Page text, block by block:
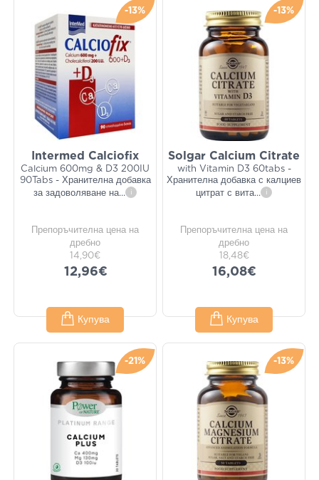
-13%
Intermed Calciofix
Calcium 600mg & D3 200IU
90Tabs - Хранителна добавка
за задоволяване на... i
Препоръчителна цена на
дребно
14,90€
12,96€
Купува
-13%
Solgar Calcium Citrate
with Vitamin D3 60tabs -
Хранителна добавка с калциев
цитрат с вита... i
Препоръчителна цена на
дребно
18,48€
16,08€
Купува
-21% -13%